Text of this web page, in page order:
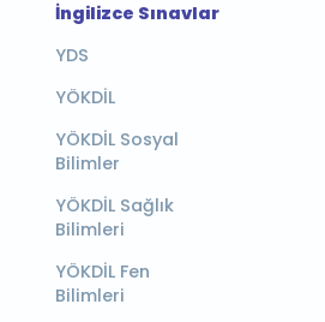
İngilizce Sınavlar
YDS
YÖKDİL
YÖKDİL Sosyal
Bilimler
YÖKDİL Sağlık
Bilimleri
YÖKDİL Fen
Bilimleri